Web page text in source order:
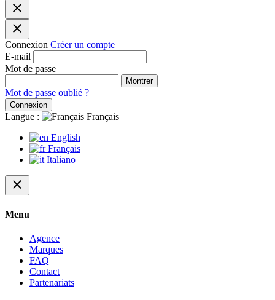
close
close
Connexion Créer un compte
E-mail
Mot de passe
Montrer
Mot de passe oublié ?
Connexion
Langue :
Français
English
Français
Italiano
close
Menu
Agence
Marques
FAQ
Contact
Partenariats